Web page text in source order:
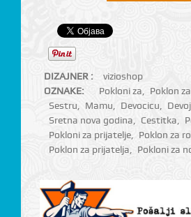
DIZAJNER :
vizioshop
OZNAKE:
Pokloni za Poklon za
Sestru
Mamu Devocicu
Sretna nova godina
Cestitka
Pokloni za prijatelje, Poklon za
Poklon za prijatelja
Pokloni za